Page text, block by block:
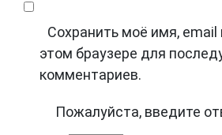
Сохранить моё имя, email
этом браузере для
комментариев.
Пожалуйста, введите